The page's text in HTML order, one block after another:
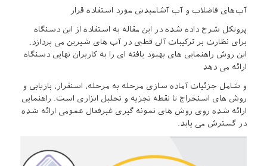
آب‌های فاضلاب و آب آشامیدنی مورد استفاده قرار
پروتکل شرح داده شده در این مقاله به استفاده از این دستگاه
برای نظارت بر ترکیبات آلی قطبی در آب های شیرین می پردازد.
این روش راهنمایی های بهبود یافته ای را به کاربران نهایی دستگاه
ارائه می دهد
و شامل جزئیات آماده سازی مرحله به مرحله، استقرار، بازیابی و
روش های استخراج تا نقطه تجزیه و تحلیل ابزاری است. راهنمایی
ارائه شده روی روش های نمونه گیری غیرفعال عمومی ارائه شده
در گسترش می یابد.